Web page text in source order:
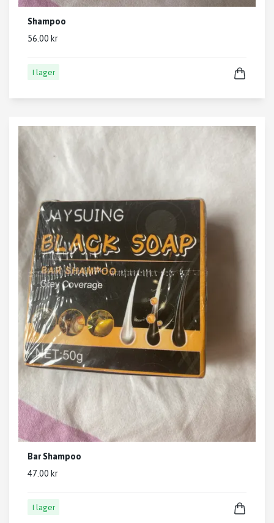
Shampoo
56.00 kr
I lager
Bar Shampoo
47.00 kr
I lager